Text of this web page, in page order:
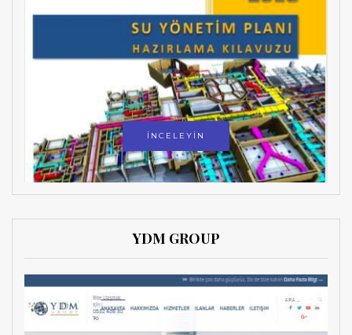
İNCELEYİN
YDM GROUP